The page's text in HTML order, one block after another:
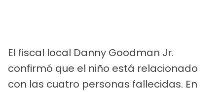
El fiscal local Danny Goodman Jr.
confirmó que el niño está relacionado
con las cuatro personas fallecidas. En